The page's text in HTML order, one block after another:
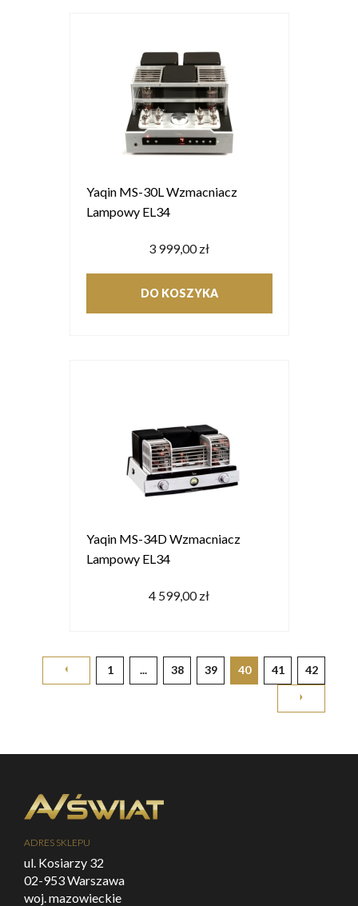
Yaqin MS-30L Wzmacniacz
Lampowy EL34
3 999,00 zł
DO KOSZYKA
Yaqin MS-34D Wzmacniacz
Lampowy EL34
4 599,00 zł
1 ... 38 39 40 41 42
ADRES SKLEPU
ul. Kosiarzy 32
02-953 Warszawa
woj. mazowieckie